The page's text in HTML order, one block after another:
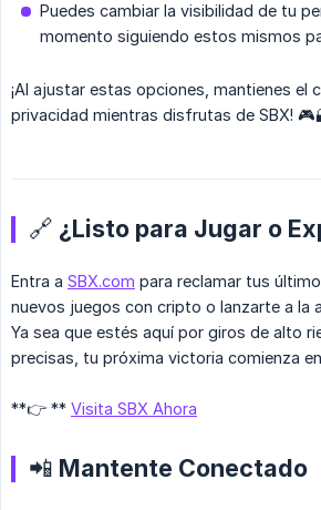
Puedes cambiar la visibilidad de tu
momento siguiendo estos mismos
¡Al ajustar estas opciones, mantienes el
privacidad mientras disfrutas de SBX!
🔗 ¿Listo para Jugar o
Entra a SBX.com para reclamar tus
nuevos juegos con cripto o lanzarte a la
Ya sea que estés aquí por giros de alto
precisas, tu próxima victoria comienza
**👉 ** Visita SBX Ahora
📲 Mantente Conectado